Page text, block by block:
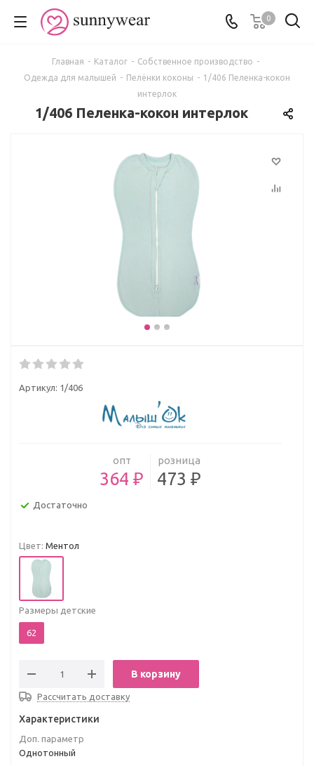
0
Главная - Каталог - Собственное производство -
Одежда для малышей - Пелёнки коконы - 1/406 Пеленка-кокон
интерлок
1/406 Пеленка-кокон интерлок
Артикул: 1/406
опт
364 ₽
розница
473 ₽
Достаточно
Цвет: Ментол
Размеры детские
62
В корзину
Рассчитать доставку
Характеристики
Доп. параметр
Однотонный